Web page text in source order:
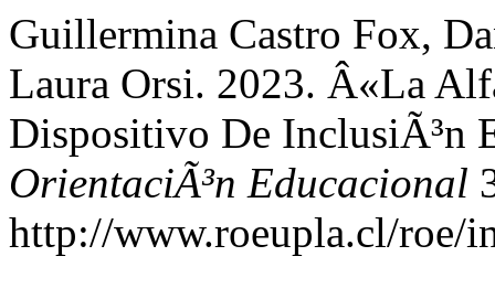
Guillermina Castro Fox,
Laura Orsi. 2023. Â«La
Dispositivo De InclusiÃ³n
OrientaciÃ³n Educacional
http://www.roeupla.cl/roe/